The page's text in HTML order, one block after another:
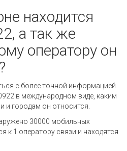
находится
а так же
оператору он
с более точной информацией
в международном виде, каким
и городам он относится.
30000 мобильных
к 1 оператору связи и находятся